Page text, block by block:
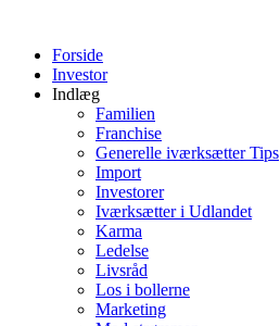
indholdForside
Investor
Indlæg
Familien
Franchise
Generelle iværksætter Tips
Import
Investorer
Iværksætter i Udlandet
Karma
Ledelse
Livsråd
Los i bollerne
Marketing